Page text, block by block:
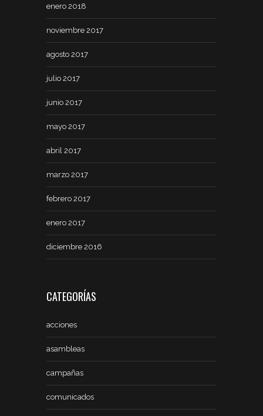
enero 2018
noviembre 2017
agosto 2017
julio 2017
junio 2017
mayo 2017
abril 2017
marzo 2017
febrero 2017
enero 2017
diciembre 2016
CATEGORÍAS
acciones
asambleas
campañas
comunicados